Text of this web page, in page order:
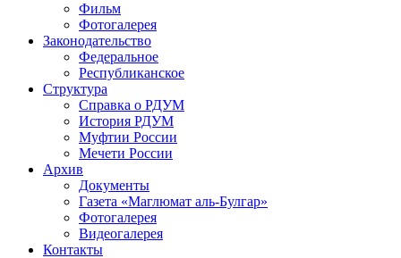
Фильм
Фотогалерея
Законодательство
Федеральное
Республиканское
Структура
Справка о РДУМ
История РДУМ
Муфтии России
Мечети России
Архив
Документы
Газета «Маглюмат аль-Булгар»
Фотогалерея
Видеогалерея
Контакты